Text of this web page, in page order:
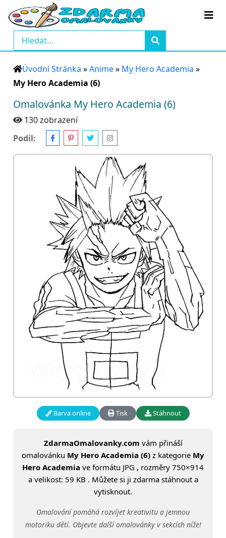
Úvodní Stránka »Anime» My Hero Academia »
My Hero Academia (6)
Omalovánka My Hero Academia (6)
130 zobrazení
Podíl:
Barva online Tisk Stáhnout
ZdarmaOmalovanky.com vám přináší
omalovánku My Hero Academia (6) z kategorie My
Hero Academia ve formátu JPG , rozměry 750×914
a velikost: 59 KB . Můžete si ji zdarma stáhnout a
vytisknout.
Omalování pomáhá rozvíjet kreativitu a jemnou
motoriku dětí. Objevte další omalovánky v sekcích níže!